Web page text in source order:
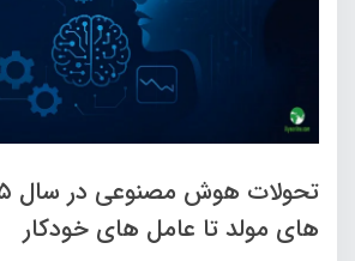
های مولد تا عامل‌ های خودکار